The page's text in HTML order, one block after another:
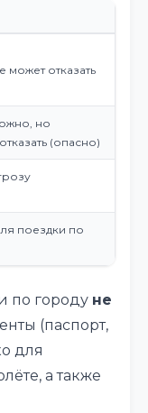
может отказать
но
(опасно)
поездки по
по городу не
(паспорт,
для
а также